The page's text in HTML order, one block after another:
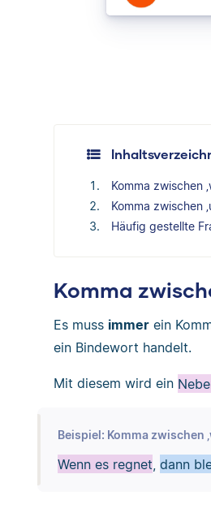
Komma zwischen
Komma zwischen
Häufig gestellte
Komma
Es muss immer ein
ein Bindewort handelt.
Mit diesem wird ein
Beispiel: Komma zwischen
Wenn es regnet dann